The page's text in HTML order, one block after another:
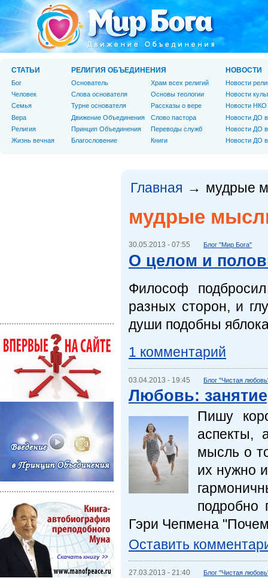
Главная → мудрые
мудрые
30.05.2013 - 07:55 Блог "Мир Бога"
О целом и
Философ
разных сторон, и
души подобны
1 комментарий
03.04.2013 - 19:45 Блог "Чистая
Любовь:
Пишу
аспекты,
мысль о
их нужно
Гэри Чепмена
Оставить
27.03.2013 - 21:40 Блог "Чистая
СТАТЬИ
Бог
Человек
Cемья
Вера
Религия
Жизнь вечная
РЕЛИГИЯ ОБЪЕДИНЕНИЯ
Основатель
Слова основателя
Турне основателя
Движение Объединения
Принцип Объединения
Благословение
Храм всех религий
Основы теологии
Рассказы о вере
Слово пастора
Переводы служб
Книги
НОВОСТИ
Новости
Новости
Новости НКО
Новости ДО
Новости ДО
Новости ДО